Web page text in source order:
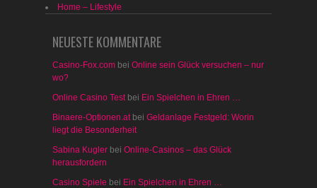
Home – Lifestyle
NEUESTE KOMMENTARE
Casino-Fox.com bei Online sein Glück versuchen – nur
wo?
Online Casino Testbei Ein Spielchen in Ehren …
Binaere-Optionen.atbei Geldanlage Festgeld: Worin
liegt die Besonderheit
Sabina Kugler bei Online-Casinos – das Glück
herausfordern
Casino Spiele bei Ein Spielchen in Ehren …